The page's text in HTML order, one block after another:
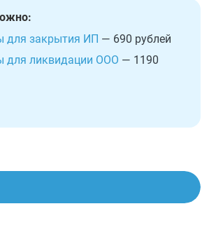
для закрытия ИП — 690 рублей
для ликвидации ООО — 1190